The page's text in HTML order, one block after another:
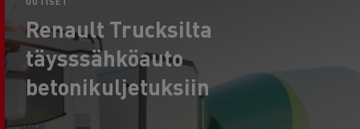
Renault Trucksilta
täysssähköauto
betonikuljetuksiin